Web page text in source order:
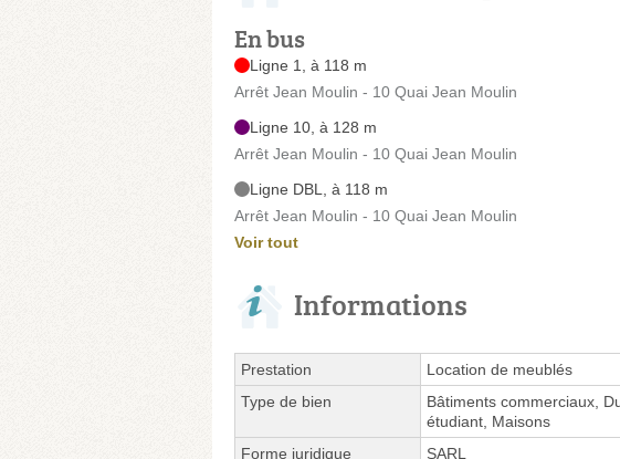
En bus
Ligne 1, à 118 m
Arrêt Jean Moulin - 10 Quai Jean Moulin
Ligne 10, à 128 m
Arrêt Jean Moulin - 10 Quai Jean Moulin
Ligne DBL, à 118 m
Arrêt Jean Moulin - 10 Quai Jean Moulin
Voir tout
Informations
Prestation
Location de meublés
Type de bien
Bâtiments commerciaux,
étudiant, Maisons
Forme juridique
SARL